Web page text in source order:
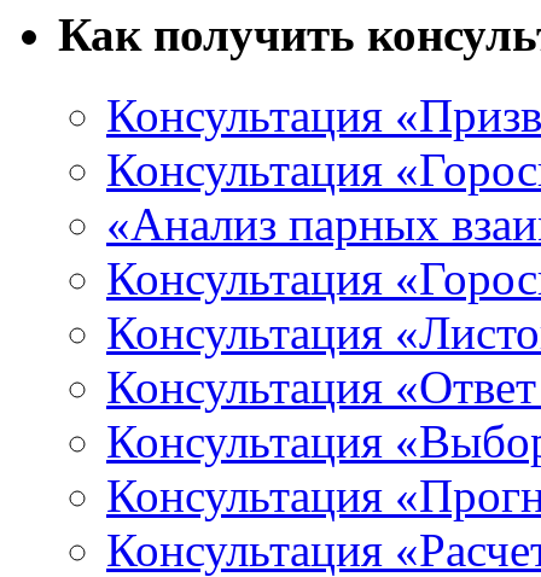
Как получить
Консультация
Консультация
«Анализ парных
Консультация
Консультация
Консультация
Консультация
Консультация
Консультация